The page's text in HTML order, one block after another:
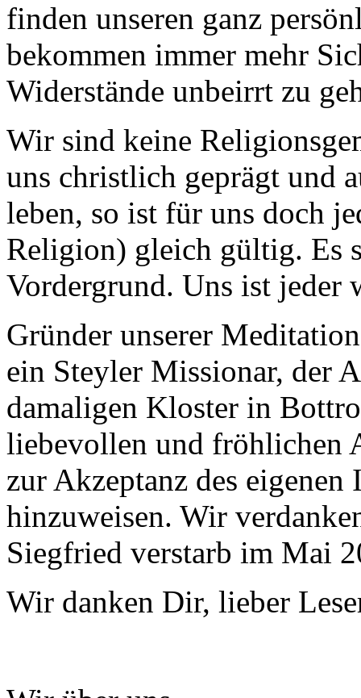
finden unseren ganz
bekommen immer mehr
Widerstände unbeirrt zu
Wir sind keine
uns christlich geprägt und
leben, so ist für uns doch
Religion) gleich gültig. Es
Vordergrund. Uns ist jeder
Gründer unserer
ein Steyler Missionar, der
damaligen Kloster in
liebevollen und fröhlichen
zur Akzeptanz des
hinzuweisen. Wir
Siegfried verstarb im Mai
Wir danken Dir, lieber